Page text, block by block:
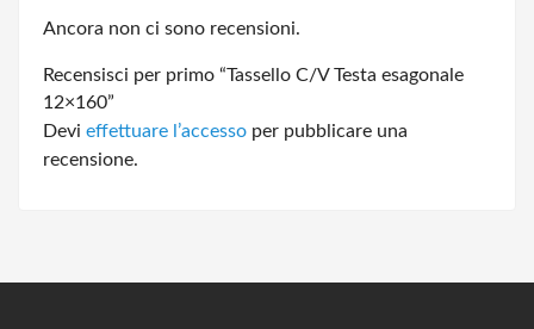
Ancora non ci sono recensioni.
Recensisci per primo “Tassello C/V Testa esagonale
12×160”
Devi effettuare l’accesso per pubblicare una
recensione.